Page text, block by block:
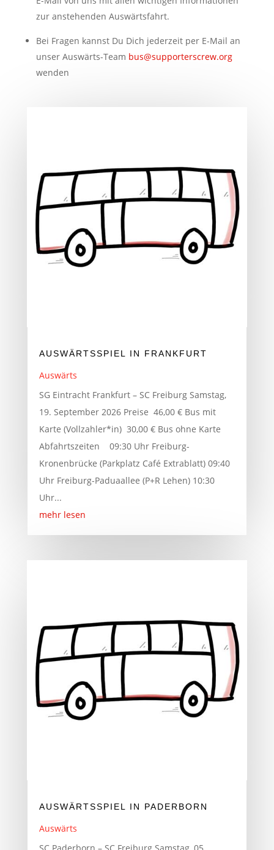
zur anstehenden Auswärtsfahrt.
Bei Fragen kannst Du Dich jederzeit per E-Mail an
unser Auswärts-Team bus@supporterscrew.org
wenden
AUSWÄRTSSPIEL IN FRANKFURT
Auswärts
SG Eintracht Frankfurt – SC Freiburg Samstag,
19. September 2026 Preise 46,00 € Bus mit
Karte (Vollzahler*in) 30,00 € Bus ohne Karte
Abfahrtszeiten 09:30 Uhr Freiburg-
Kronenbrücke (Parkplatz Café Extrablatt) 09:40
Uhr Freiburg-Paduaallee (P+R Lehen) 10:30
Uhr...
mehr lesen
AUSWÄRTSSPIEL IN PADERBORN
Auswärts